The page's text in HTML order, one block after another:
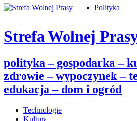
Strefa Wolnej
polityka – gospodarka –
zdrowie – wypoczynek –
edukacja – dom i ogród
Polityka
Technologie
Kultura